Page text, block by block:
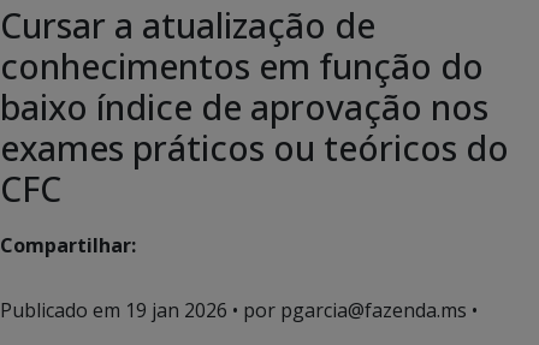
Cursar a atualização de
conhecimentos em função do
baixo índice de aprovação nos
exames práticos ou teóricos do
CFC
Compartilhar:
Publicado em 19 jan 2026 • por pgarcia@fazenda.ms •